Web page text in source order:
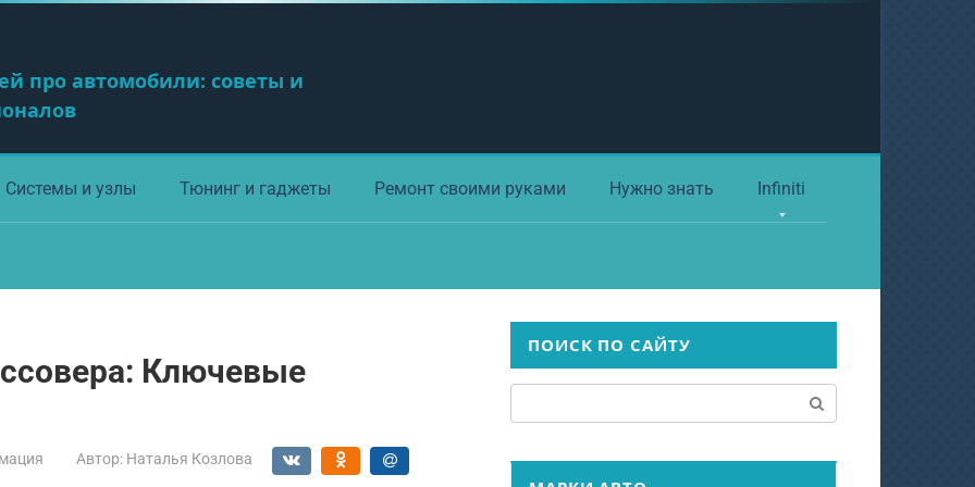
про автомобили: советы и
Системы и узлы Тюнинг и гаджеты Ремонт своими руками Нужно знать Infiniti
Ключевые
Автор: Наталья Козлова
ПОИСК ПО САЙТУ